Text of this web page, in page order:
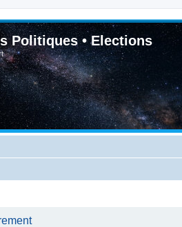
Politiques • Elections